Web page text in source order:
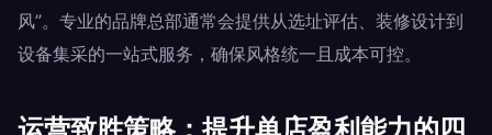
风”。专业的品牌总部通常会提供从选址评估、装修设计到
设备集采的一站式服务，确保风格统一且成本可控。